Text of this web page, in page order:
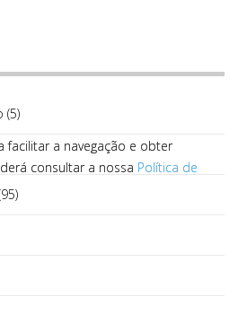
(5)
facilitar a navegação e obter
consultar a nossa Política de
facilitar a navegação e obter
consultar a nossa Política de